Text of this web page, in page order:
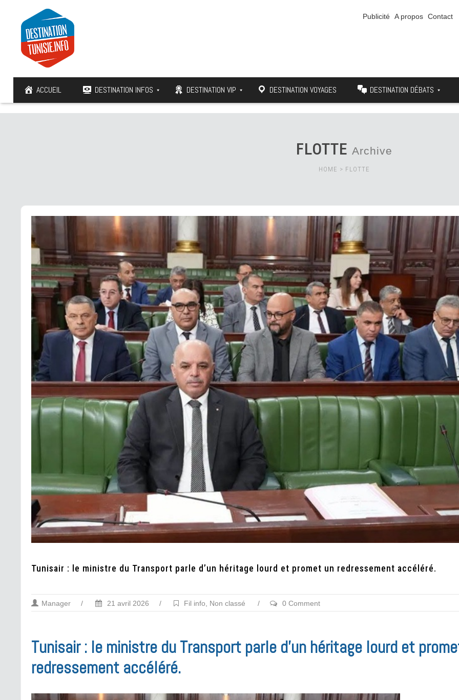
Publicité A propos Contact
ACCUEIL DESTINATION INFOS DESTINATION VIP DESTINATION VOYAGES DESTINATION DÉBATS
FLOTTE Archive
HOME > FLOTTE
Tunisair : le ministre du Transport parle d’un héritage lourd et promet un redressement accéléré.
Manager / 21 avril 2026 / Fil info Non classé / 0 Comment
Tunisair : le ministre du Transport parle d’un héritage lourd et
redressement accéléré.